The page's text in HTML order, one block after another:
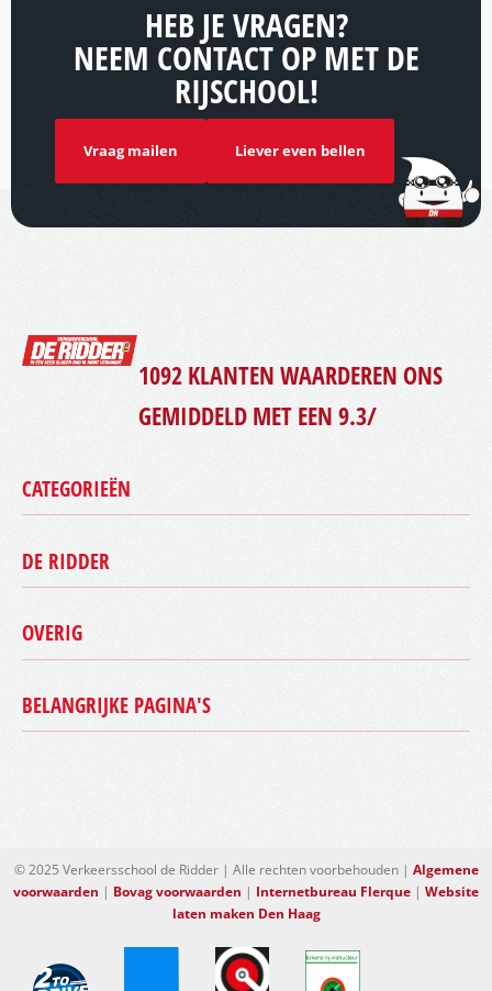
HEB JE VRAGEN?
NEEM CONTACT OP MET DE
RIJSCHOOL!
Vraag mailen Liever even bellen
1092 KLANTEN WAARDEREN ONS
GEMIDDELD MET EEN9.3/
CATEGORIEËN
Autorijbewijs
Motorrijbewijs
Scooter rijbewijs
Speciale begeleiding
2toDrive
DE RIDDER
Beste slagingspercentage
Bovag rijschool
Contact
OVERIG
Algemene voorwaarden
Disclaimer
BELANGRIJKE PAGINA'S
Rijles Den Haag
Rijschool Scheveningen
Scooter rijbewijs Den Haag
Theoriecursus Den Haag
© 2025 Verkeersschool de Ridder | Alle rechten voorbehouden | Algemene
voorwaarden | Bovag voorwaarden | Internetbureau Flerque | Website
laten maken Den Haag